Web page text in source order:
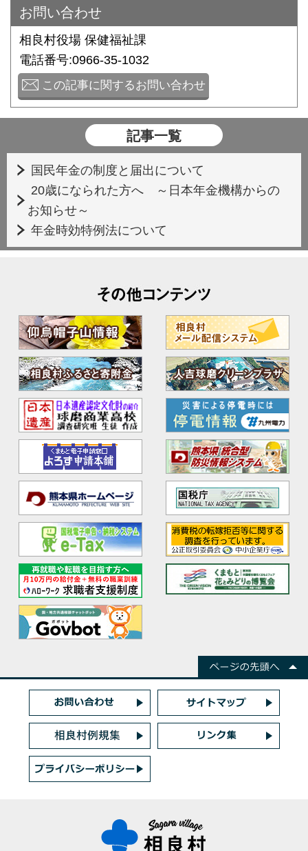
お問い合わせ
相良村役場 保健福祉課
電話番号:0966-35-1032
この記事に関するお問い合わせ
記事一覧
国民年金の制度と届出について
20歳になられた方へ ～日本年金機構からの
お知らせ～
年金時効特例法について